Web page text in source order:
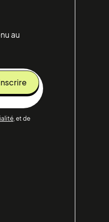
au
, et de